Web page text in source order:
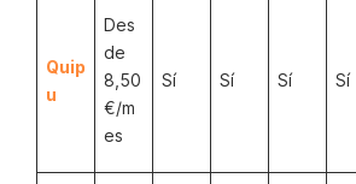
Quip
u
Des
de
8,50
€/m
es
Sí Sí Sí Sí